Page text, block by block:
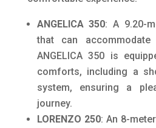
ANGELICA 350: A 9.20-
that can
ANGELICA 350 is
comforts, including a
system, ensuring a
journey.
LORENZO 250: An 8-